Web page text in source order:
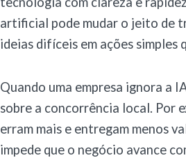
artificial pode mudar o jeito de
ideias difíceis em ações simples
Quando uma empresa ignora a
sobre a concorrência local. Por
erram mais e entregam menos
impede que o negócio avance